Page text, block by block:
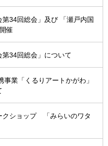
第34回総会」及び 「瀬戸内国
催
第34回総会」について
業「くるりアートかがわ」
ショップ 「みらいのワタ